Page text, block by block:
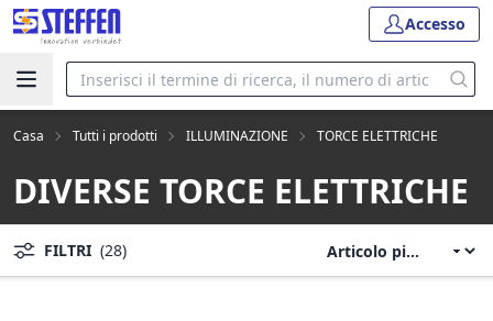
Accesso
Casa Tutti i prodotti ILLUMINAZIONE TORCE ELETTRICHE
DIVERSE TORCE ELETTRICHE
FILTRI (28)